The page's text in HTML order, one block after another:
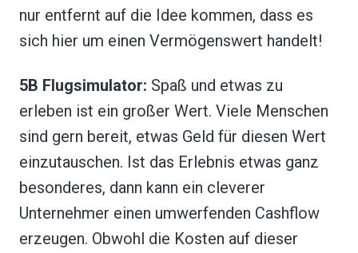
nur entfernt auf die Idee kommen, dass es
sich hier um einen Vermögenswert handelt!
5B Flugsimulator: Spaß und etwas zu
erleben ist ein großer Wert. Viele Menschen
sind gern bereit, etwas Geld für diesen Wert
einzutauschen. Ist das Erlebnis etwas ganz
besonderes, dann kann ein cleverer
Unternehmer einen umwerfenden Cashflow
erzeugen. Obwohl die Kosten auf dieser